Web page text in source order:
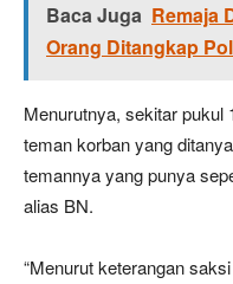
Baca Juga Remaja
Orang Ditangkap
Menurutnya, sekitar pukul
teman korban yang
temannya yang punya
alias BN.
“Menurut keterangan